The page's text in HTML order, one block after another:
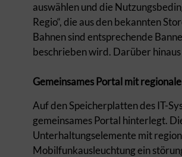
auswählen und die
Regio“, die aus den bekannten
Bahnen sind entsprechende
beschrieben wird. Darüber
Gemeinsames Portal mit
Auf den Speicherplatten des IT-
gemeinsames Portal hinterlegt.
Unterhaltungselemente mit
Mobilfunkausleuchtung ein